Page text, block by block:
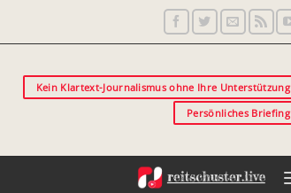
Kein Klartext-Journalismus ohne Ihre Unterstützung
Persönliches Briefing